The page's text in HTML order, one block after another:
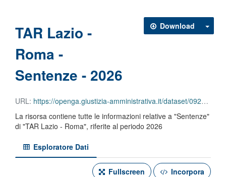
Download
TAR Lazio -
Roma -
Sentenze - 2026
URL: https://openga.giustizia-amministrativa.it/dataset/0929c42a-d6d6-4a08-a565-06065fd5a231/resource/5f85be9b-a744-4009-9398-6f83aef9fb55/download/tar-lazio-roma-sentenze-2026.csv
La risorsa contiene tutte le informazioni relative a "Sentenze"
di "TAR Lazio - Roma", riferite al periodo 2026
Esploratore Dati
Fullscreen Incorpora